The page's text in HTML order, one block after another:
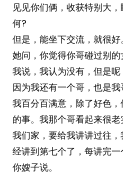
见见你们俩，收获特别大
何?
但是，能坐下交流，就很好。
她问，你觉得你哥碰过别的
我说，我认为没有，但是呢
因为我还有一个哥，也是
我百分百满意，除了好色
的事。我那个哥看起来很
我们家，要给我讲讲过往
经讲到第七个了，每讲完
你嫂子说。